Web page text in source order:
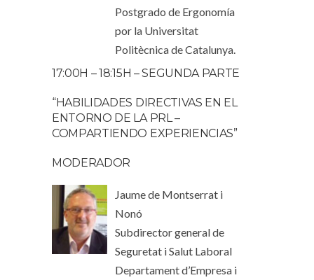
Postgrado de Ergonomía
por la Universitat
Politècnica de Catalunya.
17:00H – 18:15H – SEGUNDA PARTE
“HABILIDADES DIRECTIVAS EN EL
ENTORNO DE LA PRL –
COMPARTIENDO EXPERIENCIAS”
MODERADOR
Jaume de Montserrat i
Nonó
Subdirector general de
Seguretat i Salut Laboral
Departament d’Empresa i